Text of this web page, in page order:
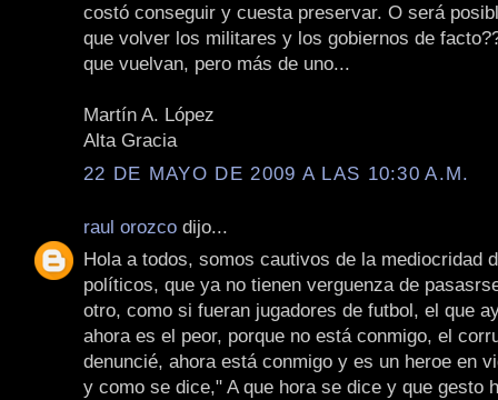
costó conseguir y cuesta preservar. O será
que volver los militares y los gobiernos de
que vuelvan, pero más de uno...
Martín A. López
Alta Gracia
22 DE MAYO DE 2009 A LAS 10:30 A.M.
raul orozco dijo...
Hola a todos, somos cautivos de la mediocridad
políticos, que ya no tienen verguenza de
otro, como si fueran jugadores de futbol, el que
ahora es el peor, porque no está conmigo, el
denuncié, ahora está conmigo y es un heroe en
y como se dice," A que hora se dice y que gesto